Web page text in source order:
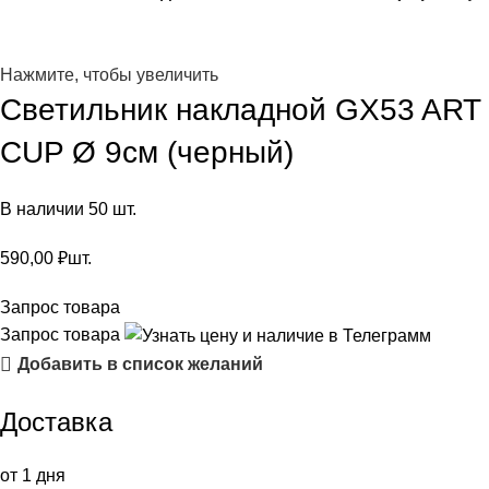
Нажмите, чтобы увеличить
Светильник накладной GX53 ART
CUP Ø 9см (черный)
В наличии 50 шт.
590,00 ₽шт.
Запрос товара
Запрос товара
Добавить в список желаний
Доставка
от 1 дня